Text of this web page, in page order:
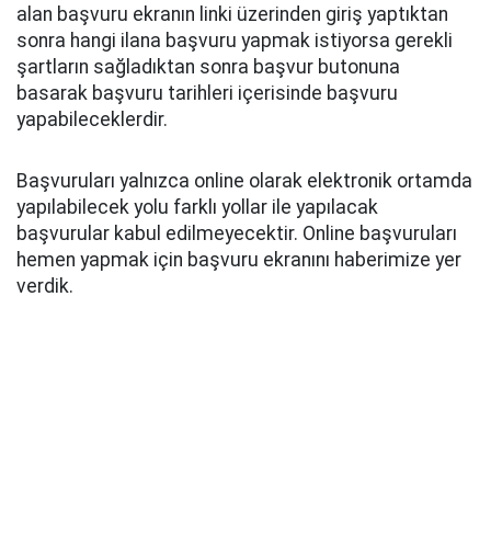
alan başvuru ekranın linki üzerinden giriş yaptıktan
sonra hangi ilana başvuru yapmak istiyorsa gerekli
şartların sağladıktan sonra başvur butonuna
basarak başvuru tarihleri içerisinde başvuru
yapabileceklerdir.
Başvuruları yalnızca online olarak elektronik ortamda
yapılabilecek yolu farklı yollar ile yapılacak
başvurular kabul edilmeyecektir. Online başvuruları
hemen yapmak için başvuru ekranını haberimize yer
verdik.